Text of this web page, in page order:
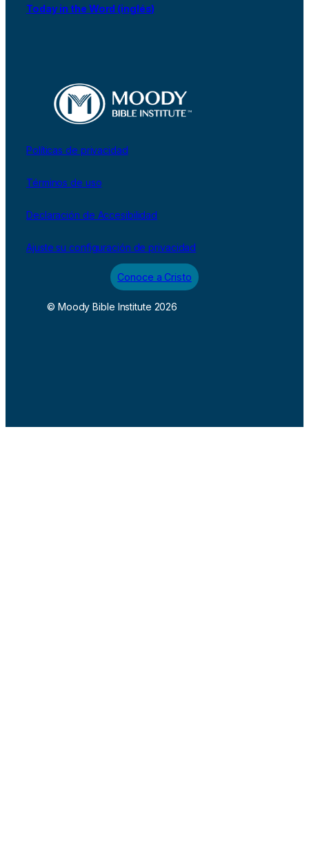
Today in the Word (inglés)
Políticas de privacidad
Términos de uso
Declaración de Accesibilidad
Ajuste su configuración de privacidad
Conoce a Cristo
© Moody Bible Institute 2026